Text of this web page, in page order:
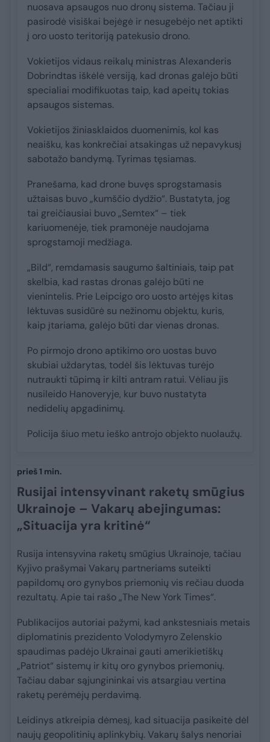
nuosava apsaugos nuo dronų sistema. Tačiau ji
pasirodė visiškai bejėgė ir nesugebėjo net aptikti
į oro uosto teritoriją patekusio drono.
Vokietijos vidaus reikalų ministras Alexanderis
Dobrindtas iškėlė versiją, kad dronas galėjo būti
specialiai modifikuotas taip, kad apeitų tokias
apsaugos sistemas.
Vokietijos žiniasklaidos duomenimis, kol kas
neaišku, kas konkrečiai atsakingas už nepavykusį
sabotažo bandymą. Tyrimas tęsiamas.
Pranešama, kad drone buvęs sprogstamasis
užtaisas buvo „kumščio dydžio“. Bustatyta, jog
tai greičiausiai buvo „Semtex“ – tiek
kariuomenėje, tiek pramonėje naudojama
sprogstamoji medžiaga.
„Bild“, remdamasis saugumo šaltiniais, taip pat
skelbia, kad rastas dronas galėjo būti ne
vienintelis. Prie Leipcigo oro uosto artėjęs kitas
lėktuvas susidūrė su nežinomu objektu, kuris,
kaip įtariama, galėjo būti dar vienas dronas.
Po pirmojo drono aptikimo oro uostas buvo
skubiai uždarytas, todėl šis lėktuvas turėjo
nutraukti tūpimą ir kilti antram ratui. Vėliau jis
nusileido Hanoveryje, kur buvo nustatyta
nedidelių apgadinimų.
Policija šiuo metu ieško antrojo objekto nuolaužų.
prieš 1 min.
Rusijai intensyvinant raketų smūgius
Ukrainoje – Vakarų abejingumas:
„Situacija yra kritinė“
Rusija intensyvina raketų smūgius Ukrainoje, tačiau
Kyjivo prašymai Vakarų partneriams suteikti
papildomų oro gynybos priemonių vis rečiau duoda
rezultatų. Apie tai rašo „The New York Times“.
Publikacijos autoriai pažymi, kad ankstesniais metais
diplomatinis prezidento Volodymyro Zelenskio
spaudimas padėjo Ukrainai gauti amerikietiškų
„Patriot“ sistemų ir kitų oro gynybos priemonių.
Tačiau dabar sąjungininkai vis atsargiau vertina
raketų perėmėjų perdavimą.
Leidinys atkreipia dėmesį, kad situacija pasikeitė dėl
naujų geopolitinių aplinkybių. Vakarų šalys nenoriai